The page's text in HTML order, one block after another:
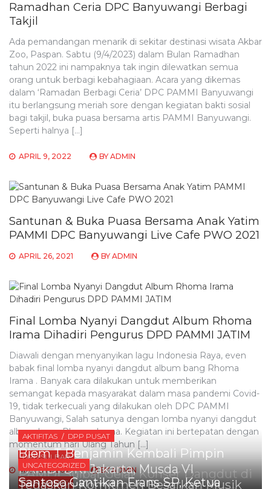
Ramadhan Ceria DPC Banyuwangi Berbagi
Takjil
Ada pemandangan menarik di sekitar destinasi wisata Akbar
Zoo, Paspan. Sabtu (9/4/2023) dalam Bulan Ramadhan
tahun 2022 ini nampaknya tak ingin dilewatkan semua
orang untuk berbagi kebahagiaan. Acara yang dikemas
dalam ‘Ramadan Berbagi Ceria’ DPC PAMMI Banyuwangi
itu berlangsung meriah sore dengan kegiatan bakti sosial
bagi takjil, buka puasa bersama artis PAMMI Banyuwangi.
Seperti halnya […]
APRIL 9, 2022 BY ADMIN
Santunan & Buka Puasa Bersama Anak Yatim
PAMMI DPC Banyuwangi Live Cafe PWO 2021
APRIL 26, 2021 BY ADMIN
Final Lomba Nyanyi Dangdut Album Rhoma
Irama Dihadiri Pengurus DPD PAMMI JATIM
Diawali dengan menyanyikan lagu Indonesia Raya, even
babak final lomba nyanyi dangdut album bang Rhoma
Irama . Banyak cara dilakukan untuk memberikan
semangat kepada masyarakat dalam masa pandemi Covid-
19, tidak terkecuali yang dilakukan oleh DPC PAMMI
Banyuwangi, Salah satunya dengan lomba nyanyi dangdut
album bang Rhoma Irama. Kegiatan ini bertepatan dengan
momentum hari Ulang Tahun […]
MARCH 1, 2021 BYADMIN
DPD SULBAR
PAMDI Sulbar Gelar Konser Dangdut di
DPD JATENG
AKTIFITAS DPP PUSAT
Biem T Benjamin Kembali Pimpin
PAMDI DKI Jakarta, Musda VI
Tegaskan Komitmen Besarkan Musik
UNCATEGORIZED
Santoso Gantikan Frans SP, Ketua